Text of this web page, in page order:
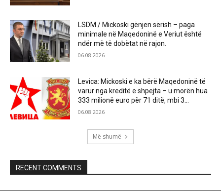
LSDM / Mickoski gënjen sërish – paga
minimale në Maqedoninë e Veriut është
ndër më të dobëtat në rajon.
06.08.2026
Levica: Mickoski e ka bërë Maqedoninë të
varur nga kreditë e shpejta – u morën hua
333 milionë euro për 71 ditë, mbi 3...
06.08.2026
Më shumë
RECENT COMMENTS